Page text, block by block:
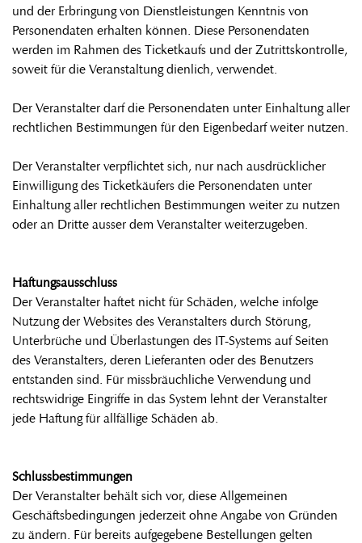
und der Erbringung von Dienstleistungen Kenntnis von
Personendaten erhalten können. Diese Personendaten
werden im Rahmen des Ticketkaufs und der Zutrittskontrolle,
soweit für die Veranstaltung dienlich, verwendet.
Der Veranstalter darf die Personendaten unter Einhaltung aller
rechtlichen Bestimmungen für den Eigenbedarf weiter nutzen.
Der Veranstalter verpflichtet sich, nur nach ausdrücklicher
Einwilligung des Ticketkäufers die Personendaten unter
Einhaltung aller rechtlichen Bestimmungen weiter zu nutzen
oder an Dritte ausser dem Veranstalter weiterzugeben.
Haftungsausschluss
Der Veranstalter haftet nicht für Schäden, welche infolge
Nutzung der Websites des Veranstalters durch Störung,
Unterbrüche und Überlastungen des IT-Systems auf Seiten
des Veranstalters, deren Lieferanten oder des Benutzers
entstanden sind. Für missbräuchliche Verwendung und
rechtswidrige Eingriffe in das System lehnt der Veranstalter
jede Haftung für allfällige Schäden ab.
Schlussbestimmungen
Der Veranstalter behält sich vor, diese Allgemeinen
Geschäftsbedingungen jederzeit ohne Angabe von Gründen
zu ändern. Für bereits aufgegebene Bestellungen gelten